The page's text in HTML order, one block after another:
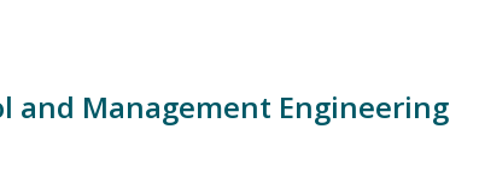
and Management Engineering